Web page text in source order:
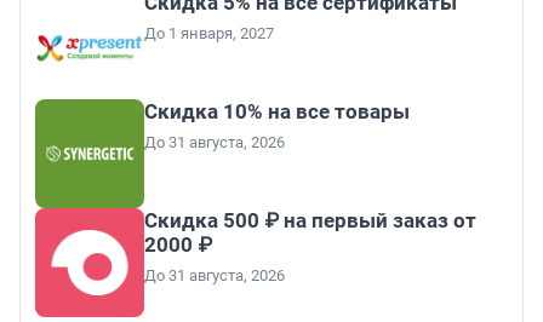
До 1 января, 2027
Скидка 10% на все товары
До 31 августа, 2026
Скидка 500 ₽ на первый заказ от
2000 ₽
До 31 августа, 2026